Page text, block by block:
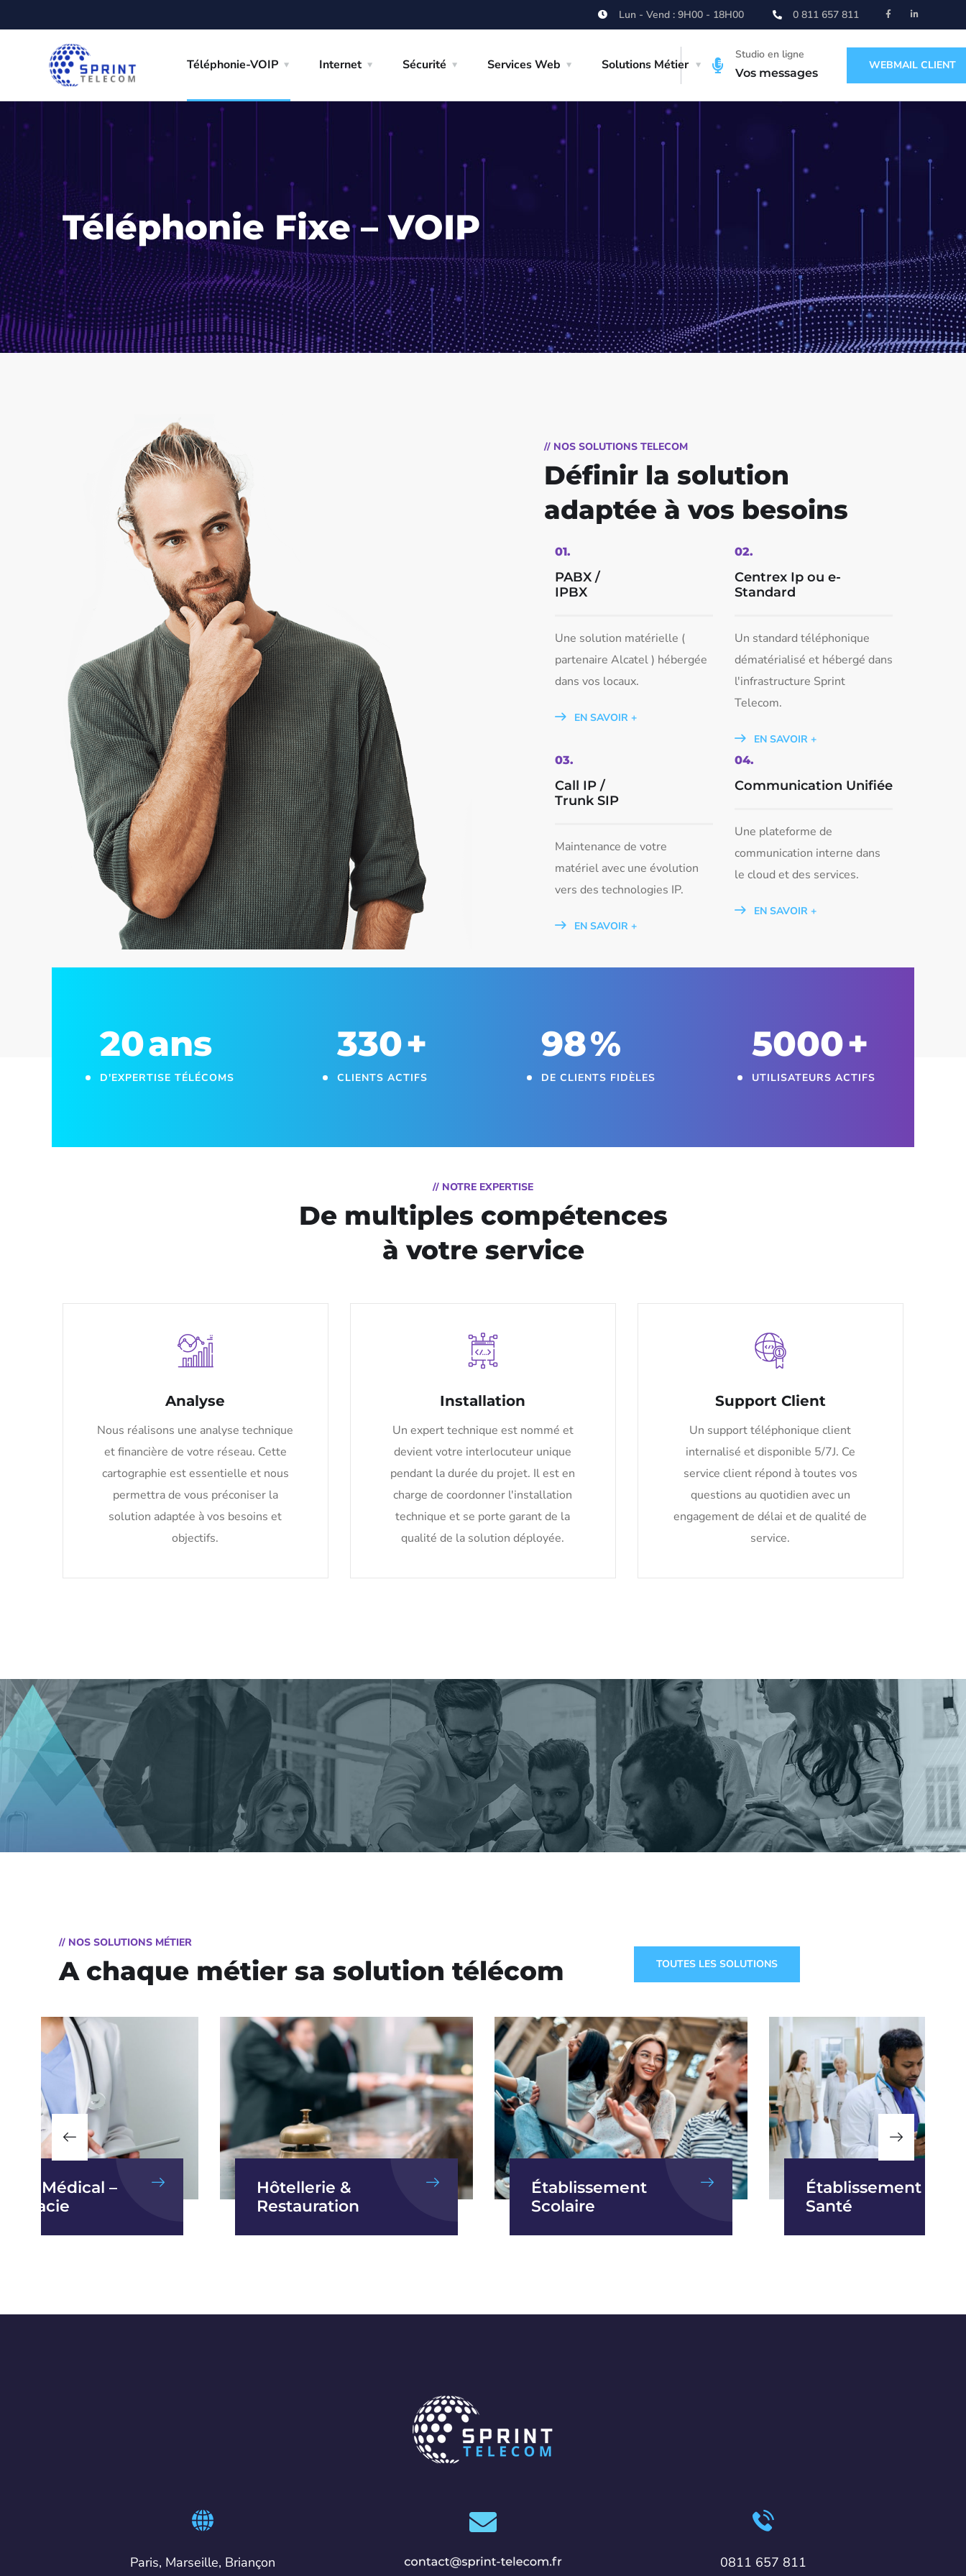
Lun - Vend : 9H00 - 18H00 0 811 657 811
Téléphonie-VOIP Internet Sécurité Services Web Solutions Métier
Studio en ligne
Vos messages
WEBMAIL CLIENT
Téléphonie Fixe – VOIP
// NOS SOLUTIONS TELECOM
Définir la solution
adaptée à vos besoins
01.
PABX /
IPBX
Une solution matérielle (
partenaire Alcatel ) hébergée
dans vos locaux.
EN SAVOIR +
02.
Centrex Ip ou e-
Standard
Un standard téléphonique
dématérialisé et hébergé dans
l'infrastructure Sprint
Telecom.
EN SAVOIR +
03.
Call IP /
Trunk SIP​
Maintenance de votre
matériel avec une évolution
vers des technologies IP.
EN SAVOIR +
04.
Communication Unifiée​
Une plateforme de
communication interne dans
le cloud et des services.
EN SAVOIR +
20ans
D'EXPERTISE TÉLÉCOMS
330+
CLIENTS ACTIFS
98%
DE CLIENTS FIDÈLES
5000+
UTILISATEURS ACTIFS
// NOTRE EXPERTISE
De multiples compétences
à votre service
Analyse
Nous réalisons une analyse technique
et financière de votre réseau. Cette
cartographie est essentielle et nous
permettra de vous préconiser la
solution adaptée à vos besoins et
objectifs.
Installation
Un expert technique est nommé et
devient votre interlocuteur unique
pendant la durée du projet. Il est en
charge de coordonner l'installation
technique et se porte garant de la
qualité de la solution déployée.
Support Client
Un support téléphonique client
internalisé et disponible 5/7J. Ce
service client répond à toutes vos
questions au quotidien avec un
engagement de délai et de qualité de
service.
// NOS SOLUTIONS MÉTIER
A chaque métier sa solution télécom TOUTES LES SOLUTIONS
Médical –
Hôtellerie &
Restauration
Établissement
Scolaire
Établissement de
Santé
Paris, Marseille, Briançon 0811 657 811